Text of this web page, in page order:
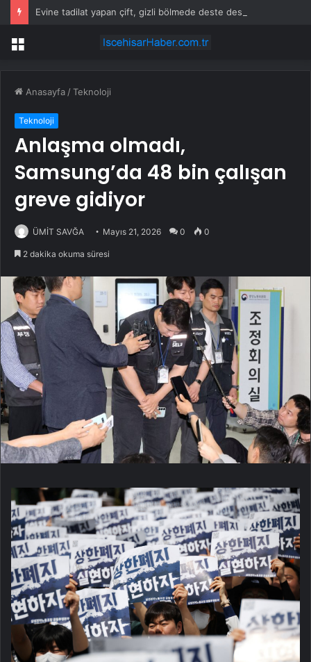
Menü
Anasayfa /Teknoloji
Teknoloji
Anlaşma olmadı,
Samsung’da 48 bin çalışan
greve gidiyor
ÜMİT SAVĞA Mayıs 21, 2026 0 0
2 dakika okuma süresi